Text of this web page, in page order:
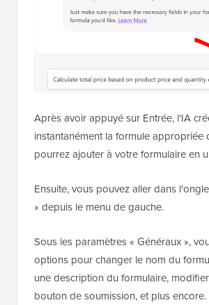
Après avoir appuyé sur Entrée, l'IA
instantanément la formule appropriée
pourrez ajouter à votre formulaire en
Ensuite, vous pouvez aller dans
» depuis le menu de gauche.
Sous les paramètres « Généraux »,
options pour changer le nom du
une description du formulaire,
bouton de soumission, et plus encore.